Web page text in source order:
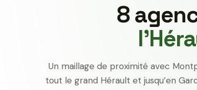
8
Un maillage de proximité avec
tout le grand Hérault et jusqu’en